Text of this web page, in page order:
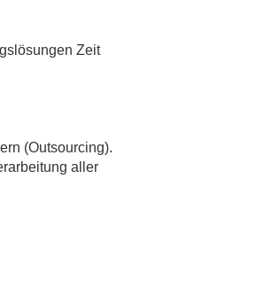
Zeit
(Outsourcing).
aller